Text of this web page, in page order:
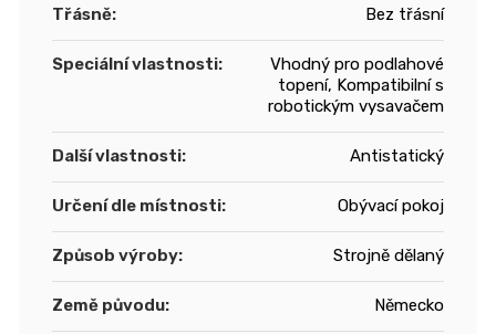
Třásně: Bez třásní
Speciální vlastnosti:
Vhodný pro podlahové
topení, Kompatibilní s
robotickým vysavačem
Další vlastnosti: Antistatický
Určení dle místnosti: Obývací pokoj
Způsob výroby: Strojně dělaný
Země původu: Německo